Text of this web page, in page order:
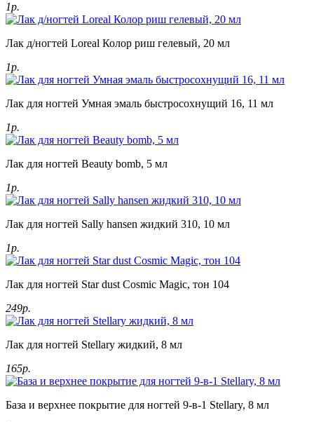
1р.
Лак д/ногтей Loreal Колор риш гелевый, 20 мл
1р.
Лак для ногтей Умная эмаль быстросохнущий 16, 11 мл
1р.
Лак для ногтей Beauty bomb, 5 мл
1р.
Лак для ногтей Sally hansen жидкий 310, 10 мл
1р.
Лак для ногтей Star dust Cosmic Magic, тон 104
249р.
Лак для ногтей Stellary жидкий, 8 мл
165р.
База и верхнее покрытие для ногтей 9-в-1 Stellary, 8 мл